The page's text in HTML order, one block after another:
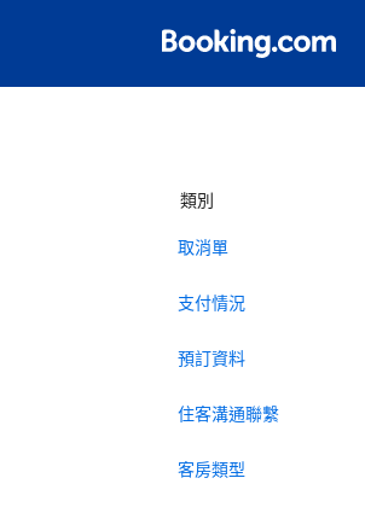
類別
取消單
支付情況
預訂資料
住客溝通聯繫
客房類型